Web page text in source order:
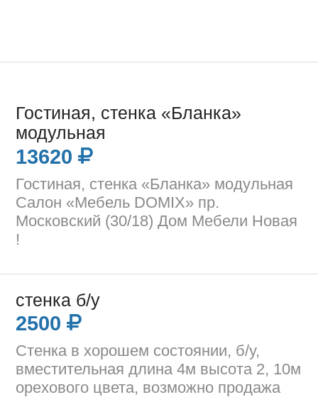
Гостиная, стенка «Бланка»
модульная
13620
Гостиная, стенка «Бланка» модульная
Салон «Мебель DOMIX» пр.
Московский (30/18) Дом Мебели Новая
!
стенка б/у
2500
Стенка в хорошем состоянии, б/у,
вместительная длина 4м высота 2, 10м
орехового цвета, возможно продажа